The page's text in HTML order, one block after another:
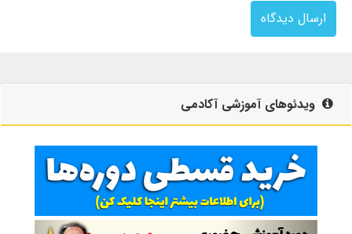
ارسال دیدگاه
ویدئوهای آموزشی آکادمی